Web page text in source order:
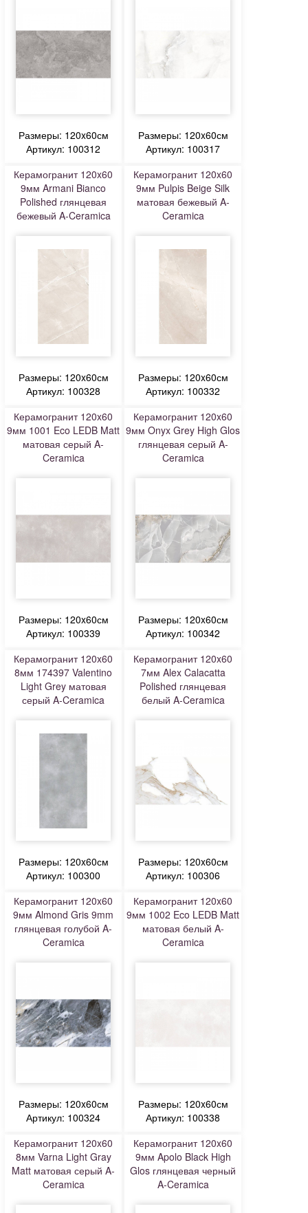
Размеры: 120x60см
Артикул: 100312
Размеры: 120x60см
Артикул: 100317
Керамогранит 120x60
9мм Armani Bianco
Polished глянцевая
бежевый A-Ceramica
Размеры: 120x60см
Артикул: 100328
Керамогранит 120x60
9мм Pulpis Beige Silk
матовая бежевый A-
Ceramica
Размеры: 120x60см
Артикул: 100332
Керамогранит 120x60
9мм 1001 Eco LEDB Matt
матовая серый A-
Ceramica
Размеры: 120x60см
Артикул: 100339
Керамогранит 120x60
9мм Onyx Grey High Glos
глянцевая серый A-
Ceramica
Размеры: 120x60см
Артикул: 100342
Керамогранит 120x60
8мм 174397 Valentino
Light Grey матовая
серый A-Ceramica
Размеры: 120x60см
Артикул: 100300
Керамогранит 120x60
7мм Alex Calacatta
Polished глянцевая
белый A-Ceramica
Размеры: 120x60см
Артикул: 100306
Керамогранит 120x60
9мм Almond Gris 9mm
глянцевая голубой A-
Ceramica
Размеры: 120x60см
Артикул: 100324
Керамогранит 120x60
9мм 1002 Eco LEDB Matt
матовая белый A-
Ceramica
Размеры: 120x60см
Артикул: 100338
Керамогранит 120x60
8мм Varna Light Gray
Matt матовая серый A-
Ceramica
Керамогранит 120x60
9мм Apolo Black High
Glos глянцевая черный
A-Ceramica